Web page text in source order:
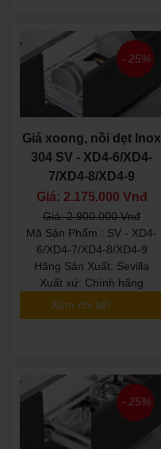
- 25%
Giá xoong, nồi dẹt Inox
304 SV - XD4-6/XD4-
7/XD4-8/XD4-9
Giá: 2.175.000 Vnđ
Giá: 2.900.000 Vnđ
Mã Sản Phẩm : SV - XD4-
6/XD4-7/XD4-8/XD4-9
Hãng Sản Xuất: Sevilla
Xuất xứ: Chính hãng
Xem chi tiết
- 25%